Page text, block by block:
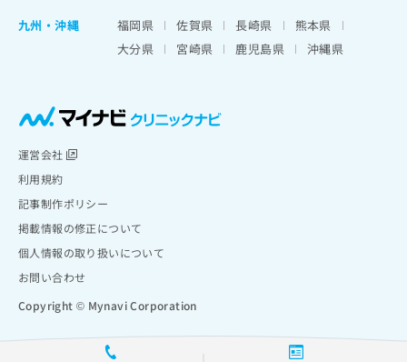
九州・沖縄
福岡県 佐賀県 長崎県
熊本県
大分県
宮崎県 鹿児島県 沖縄県
運営会社
利用規約
記事制作ポリシー
掲載情報の修正について
個人情報の取り扱いについて
お問い合わせ
Copyright © Mynavi Corporation